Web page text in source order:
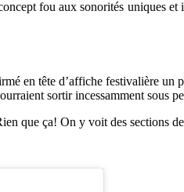
fou aux sonorités uniques et
en tête d’affiche festivalière
sortir incessamment sous
que ça! On y voit des sections